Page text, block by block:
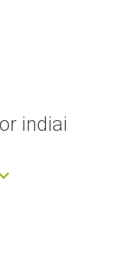
indiai